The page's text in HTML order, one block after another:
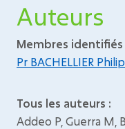
Auteurs
Membres identifiés
Pr BACHELLIER
Tous les auteurs :
Addeo P, Guerra M,